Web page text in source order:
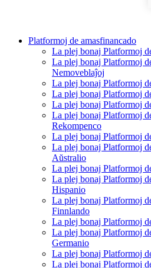
Platformoj de amasfinancado
La plej bonaj Platformoj
La plej bonaj Platformoj
Nemoveblaĵoj
La plej bonaj Platformoj
La plej bonaj Platformoj
La plej bonaj Platformoj
La plej bonaj Platformoj
Rekompenco
La plej bonaj Platformoj
La plej bonaj Platformoj
Aŭstralio
La plej bonaj Platformoj
La plej bonaj Platformoj
Hispanio
La plej bonaj Platformoj
Finnlando
La plej bonaj Platformoj
La plej bonaj Platformoj
Germanio
La plej bonaj Platformoj
La plej bonaj Platformoj